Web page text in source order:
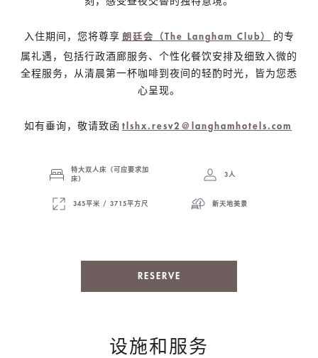
入住期间，您将尊享 朗廷会（The Langham Club）
的专
属礼遇，包括行政酒廊服务、个性化餐饮安排及细致入微的
全程服务，从清晨第一杯咖啡到夜间的轻酌时光，皆为您悉
心呈现。
如有垂询，敬请致函 tlshx.resv2@langhamhotels.com
特大双人床（可应要求加
床）
3人
345平米 / 3715平方尺 新天地美景
RESERVE
设施和服务